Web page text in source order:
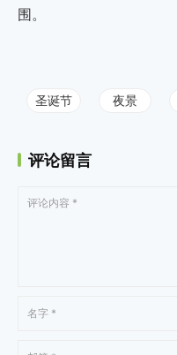
围。
圣诞节 夜景
评论留言